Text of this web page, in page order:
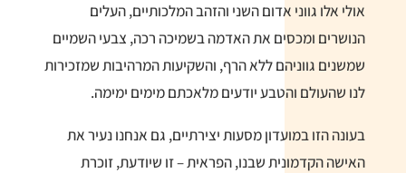
אולי אלו גווני אדום השני והזהב המלכותיים, העלים
הנושרים ומכסים את האדמה בשמיכה רכה, צבעי השמיים
שמשנים גווניהם ללא הרף, והשקיעות המרהיבות שמזכירות
לנו שהעולם והטבע יודעים מלאכתם מימים ימימה.
בעונה הזו במועדון מסעות יצירתיים, גם אנחנו נעיר את
האישה הקדמונית שבנו, הפראית – זו שיודעת, זוכרת